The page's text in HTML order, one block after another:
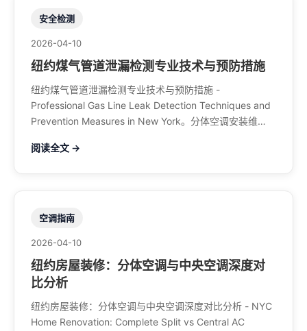
安全检测
2026-04-10
纽约煤气管道泄漏检测专业技术与预防措施
纽约煤气管道泄漏检测专业技术与预防措施 -
Professional Gas Line Leak Detection Techniques and
Prevention Measures in New York。分体空调安装维
充电桩。电话：929-708-8979
阅读全文 →
空调指南
2026-04-10
纽约房屋装修：分体空调与中央空调深度对
比分析
纽约房屋装修：分体空调与中央空调深度对比分析 - NYC
Home Renovation: Complete Split vs Central AC